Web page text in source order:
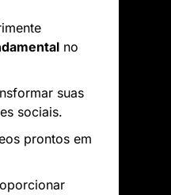
no
suas
sociais.
prontos em